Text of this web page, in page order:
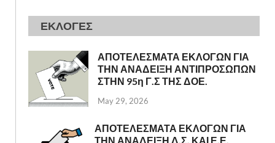
ΕΚΛΟΓΕΣ
ΑΠΟΤΕΛΕΣΜΑΤΑ ΕΚΛΟΓΩΝ ΓΙΑ
ΤΗΝ ΑΝΑΔΕΙΞΗ ΑΝΤΙΠΡΟΣΩΠΩΝ
ΣΤΗΝ 95η Γ.Σ ΤΗΣ ΔΟΕ.
May 29, 2026
ΑΠΟΤΕΛΕΣΜΑΤΑ ΕΚΛΟΓΩΝ ΓΙΑ
ΤΗΝ ΑΝΑΔΕΙΞΗ Δ.Σ. ΚΑΙ Ε.Ε.